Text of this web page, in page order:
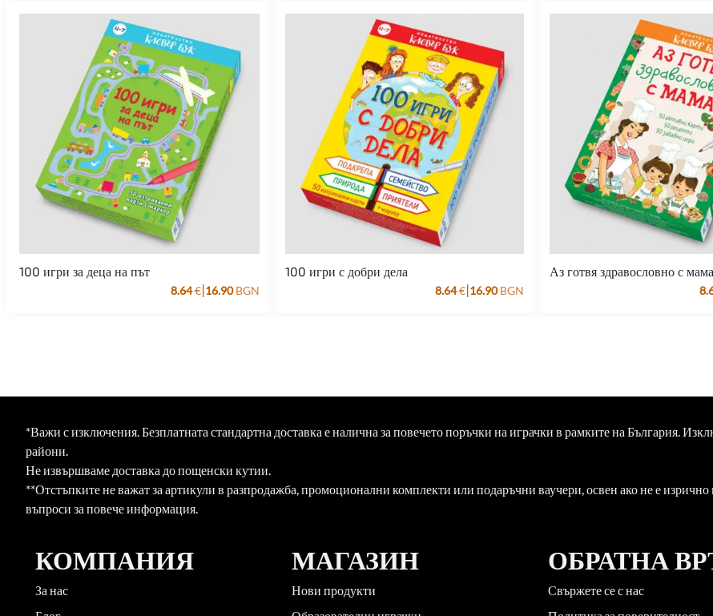
100 игри за деца на път
8.64€|16.90 BGN
100 игри с добри дела
8.64€|16.90 BGN
Аз готвя здравословно с мама
*Важи с изключения. Безплатната стандартна доставка е налична за повечето поръчки на играчки в рамките на България.
райони.
Не извършваме доставка до пощенски кутии.
**Отстъпките не важат за артикули в разпродажба, промоционални комплекти или подаръчни ваучери, освен ако не е
въпроси за повече информация.
КОМПАНИЯ
За нас
МАГАЗИН
Нови продукти
ОБРАТНА
Свържете се с нас